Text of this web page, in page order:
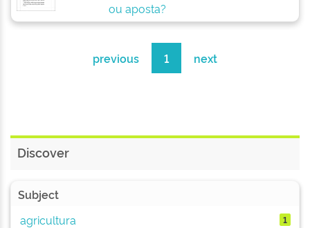
ou aposta?
previous 1 next
Discover
Subject
agricultura
1